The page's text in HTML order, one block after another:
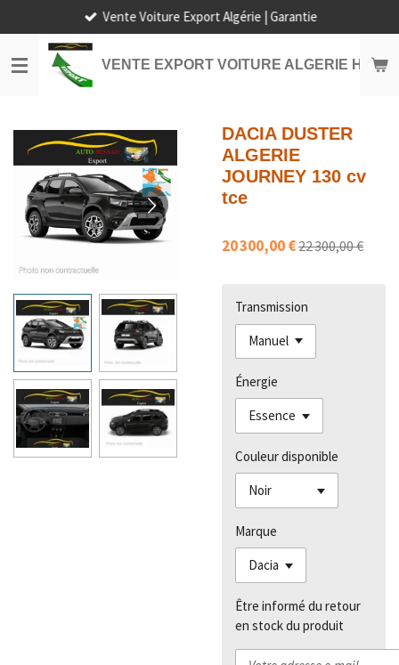
au
contenu
principal
VENTE EXPORT VOITURE ALGERIE HORS
Vente Voiture Export Algérie | Garantie
DACIA DUSTER
ALGERIE
JOURNEY 130 cv
tce
20 300,00 €22 300,00 €
Transmission
Énergie
Couleur disponible
Marque
Être informé du retour
en stock du produit